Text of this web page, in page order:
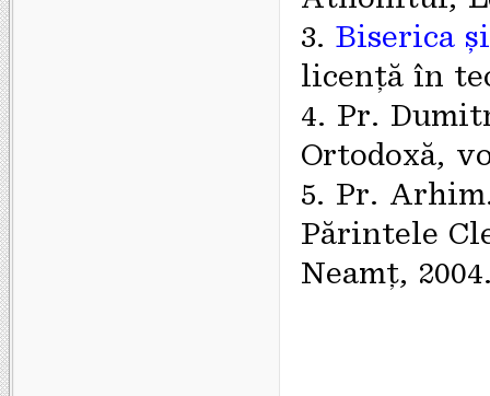
3. Biserica
licență în
4. Pr.
Ortodoxă,
5. Pr.
Părintele
Neamț,